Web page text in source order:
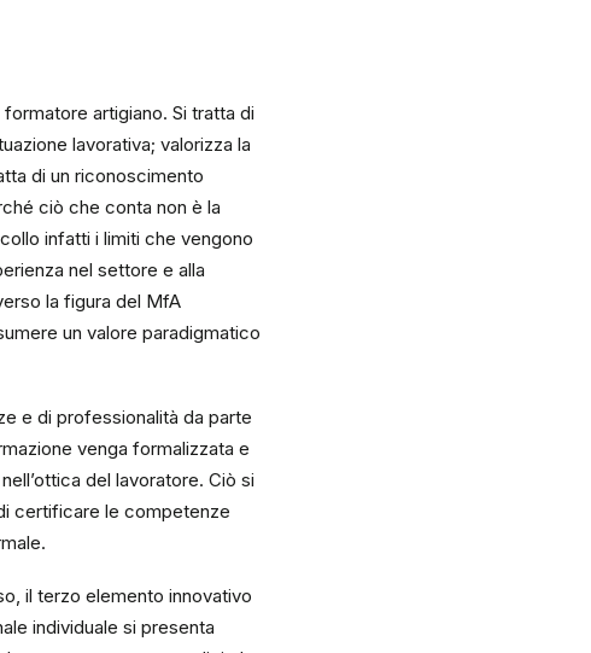
artigiano. Si tratta di
lavorativa; valorizza la
di un riconoscimento
ciò che conta non è la
infatti i limiti che vengono
nel settore e alla
la figura del MfA
un valore paradigmatico
e di professionalità da parte
venga formalizzata e
del lavoratore. Ciò si
certificare le competenze
il terzo elemento innovativo
individuale si presenta